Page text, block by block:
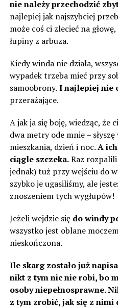
nie należy przechodzić
najlepiej jak najszybciej
może coś ci zlecieć na
łupiny z arbuza.
Kiedy winda nie działa,
wypadek trzeba mieć przy
samoobrony. I najlepiej nie
przerażające.
A jak ja się boję, wiedząc, że
dwa metry ode mnie –
mieszkania, dzień i noc.A
ciągle szczeka.Raz rozpalili
jednak) tuż przy wejściu do
szybko je ugasiliśmy, ale
znoszeniem tych wygłupów!
Jeżeli wejdzie się do windy
wszystko jest oblane
nieskończona.
Ile skarg zostało już
nikt z tym nic nie robi, bo
osoby niepełnosprawne.
z tym zrobić, jak się z nimi